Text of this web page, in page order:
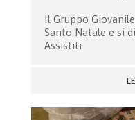
Il Gruppo
Santo Natale e si
Assistiti